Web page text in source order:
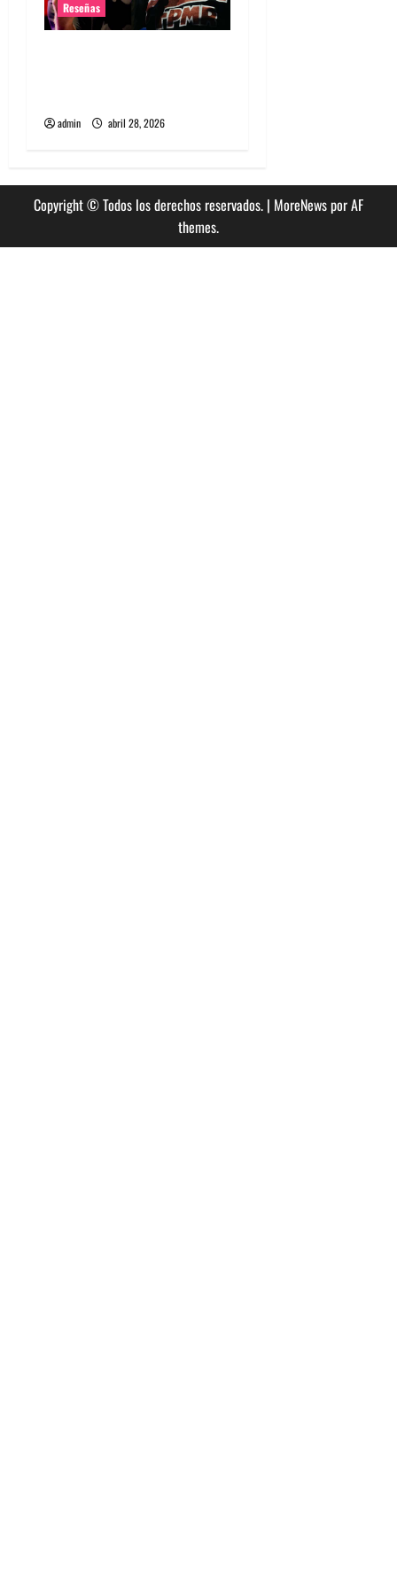
Reseñas
admin abril 28, 2026
Copyright © Todos los derechos reservados. | MoreNewspor AF
themes.